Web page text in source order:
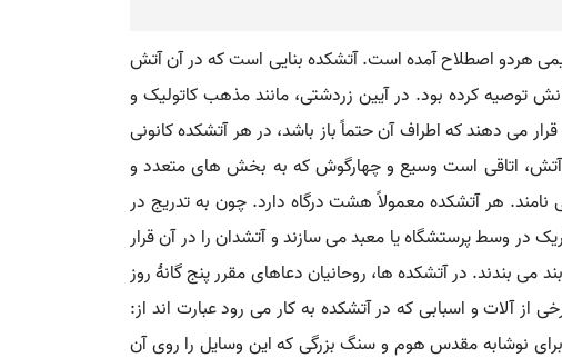
هردو اصطلاح آمده است. آتشکده بنایی است که در آن آتش
توصیه کرده بود. در آیین زردشتی، مانند مذهب کاتولیک و
می دهند که اطراف آن حتماً باز باشد، در هر آتشکده کانونی
آتش، اتاقی است وسیع و چهارگوش که به بخش های متعدد و
هر آتشکده معمولاً هشت درگاه دارد. چون به تدریج در
در وسط پرستشگاه یا معبد می سازند و آتشدان را در آن قرار
بندند. در آتشکده ها، روحانیان دعاهای مقرر پنج گانۀ روز
آلات و اسبابی که در آتشکده به کار می رود عبارت اند از:
نوشابه مقدس هوم و سنگ بزرگی که این وسایل را روی آن